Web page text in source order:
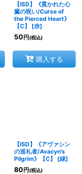
【ISD】《貫かれた心
臓の呪い/Curse of
the Pierced Heart》
【C】
[赤]
50 円 (税込)
購入する
【ISD】《アヴァシン
の巡礼者/Avacyn's
Pilgrim》【C】
[緑]
80 円 (税込)